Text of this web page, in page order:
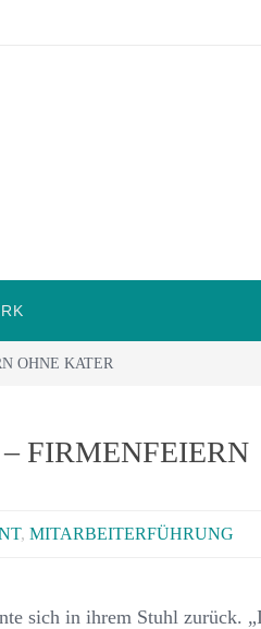
OHNE KATER
FIRMENFEIERN
, MITARBEITERFÜHRUNG
sich in ihrem Stuhl zurück.